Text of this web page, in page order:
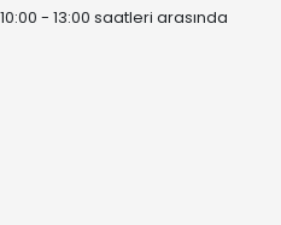
- 13:00 saatleri arasında